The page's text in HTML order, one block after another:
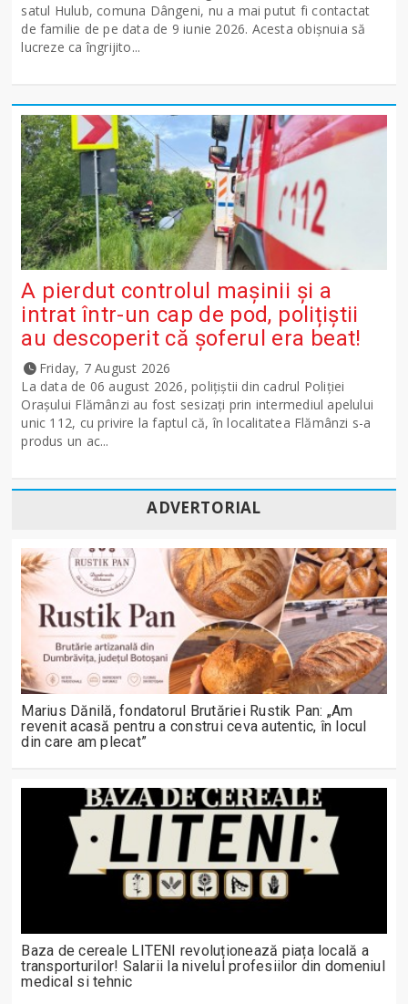
satul Hulub, comuna Dângeni, nu a mai putut fi contactat
de familie de pe data de 9 iunie 2026. Acesta obișnuia să
lucreze ca îngrijito...
A pierdut controlul mașinii și a
intrat într-un cap de pod, polițiștii
au descoperit că șoferul era beat!
Friday, 7 August 2026
La data de 06 august 2026, polițiștii din cadrul Poliției
Orașului Flămânzi au fost sesizați prin intermediul apelului
unic 112, cu privire la faptul că, în localitatea Flămânzi s-a
produs un ac...
ADVERTORIAL
Marius Dănilă, fondatorul Brutăriei Rustik Pan: „Am
revenit acasă pentru a construi ceva autentic, în locul
din care am plecat”
Baza de cereale LITENI revoluționează piața locală a
transporturilor! Salarii la nivelul profesiilor din domeniul
medical si tehnic